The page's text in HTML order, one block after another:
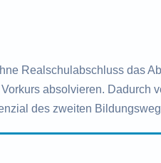
Realschulabschluss das
absolvieren. Dadurch
des zweiten